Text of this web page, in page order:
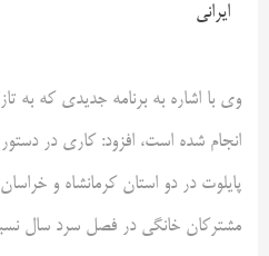
ایرانی
وی با اشاره به برنامه جدیدی که به
انجام شده است، افزود: کاری در
پایلوت در دو استان کرمانشاه و
مشترکان خانگی در فصل سرد سال